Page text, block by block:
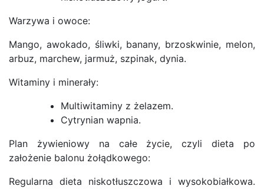
Warzywa i owoce:
Mango, awokado, śliwki, banany, brzoskwinie, melon,
arbuz, marchew, jarmuż, szpinak, dynia.
Witaminy i minerały:
Multiwitaminy z żelazem.
Cytrynian wapnia.
Plan żywieniowy na całe życie, czyli dieta po
założenie balonu żołądkowego:
Regularna dieta niskotłuszczowa i wysokobiałkowa.